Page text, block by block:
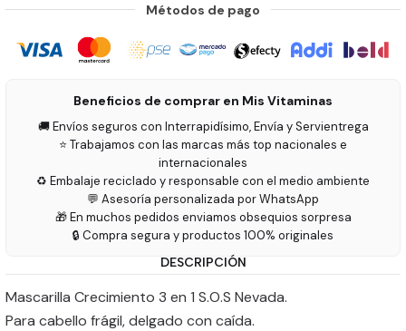
Métodos de pago
Beneficios de comprar en Mis Vitaminas
🚚 Envíos seguros con Interrapidísimo, Envía y Servientrega
⭐ Trabajamos con las marcas más top nacionales e
internacionales
♻️ Embalaje reciclado y responsable con el medio ambiente
💬 Asesoría personalizada por WhatsApp
🎁 En muchos pedidos enviamos obsequios sorpresa
🔒 Compra segura y productos 100% originales
DESCRIPCIÓN
Mascarilla Crecimiento 3 en 1 S.O.S Nevada.
Para cabello frágil, delgado con caída.